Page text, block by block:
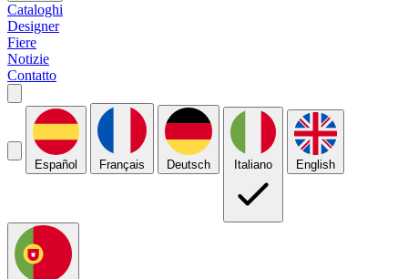
Cataloghi
Designer
Fiere
Notizie
Contatto
Español Français Deutsch Italiano English